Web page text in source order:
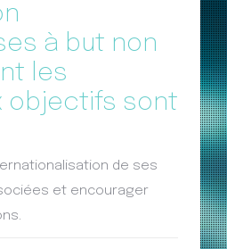
à but non
les
objectifs sont
de ses
et encourager